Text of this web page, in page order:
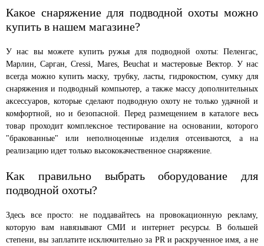
Какое снаряжение для подводной охоты можно
купить в нашем магазине?
У нас вы можете купить ружья для подводной охоты: Пеленгас,
Марлин, Сарган, Cressi, Mares, Beuchat и мастеровые Вектор. У нас
всегда можно купить маску, трубку, ласты, гидрокостюм, сумку для
снаряжения и подводный компьютер, а также массу дополнительных
аксессуаров, которые сделают подводную охоту не только удачной и
комфортной, но и безопасной. Перед размещением в каталоге весь
товар проходит комплексное тестирование на основании, которого
"бракованные" или неполноценные изделия отсеиваются, а на
реализацию идет только высококачественное снаряжение.
Как правильно выбрать оборудование для
подводной охоты?
Здесь все просто: не поддавайтесь на провокационную рекламу,
которую вам навязывают СМИ и интернет ресурсы. В большей
степени, вы заплатите исключительно за PR и раскрученное имя, а не